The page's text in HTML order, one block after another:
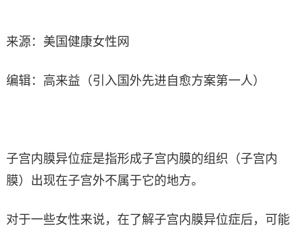
来源：美国健康女性网
编辑：高来益（引入国外先进自愈方案第一人）
子宫内膜异位症是指形成子宫内膜的组织（子宫内
膜）出现在子宫外不属于它的地方。
对于一些女性来说，在了解子宫内膜异位症后，可能